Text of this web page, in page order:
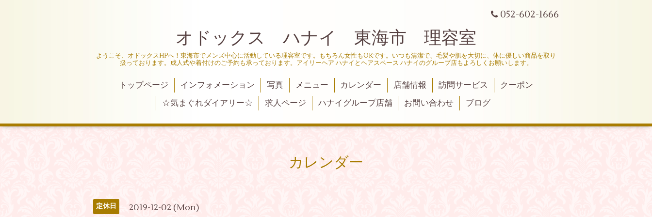
052-602-1666
オドックス ハナイ 東海市 理容室
ようこそ、オドックスHPへ！東海市でメンズ中心に活動している理容室です。もちろん女性もOKです。いつも清潔で、毛髪や肌を大切に、体に優しい商品を取り
扱っております。成人式や着付けのご予約も承っております。アイリーヘア ハナイとヘアスペース ハナイのグループ店もよろしくお願いします。
トップページ インフォメーション 写真 メニュー カレンダー 店舗情報 訪問サービス
クーポン
☆気まぐれダイアリー☆
求人ページ ハナイグループ店舗 お問い合わせ ブログ
カレンダー
定休日 2019-12-02 (Mon)